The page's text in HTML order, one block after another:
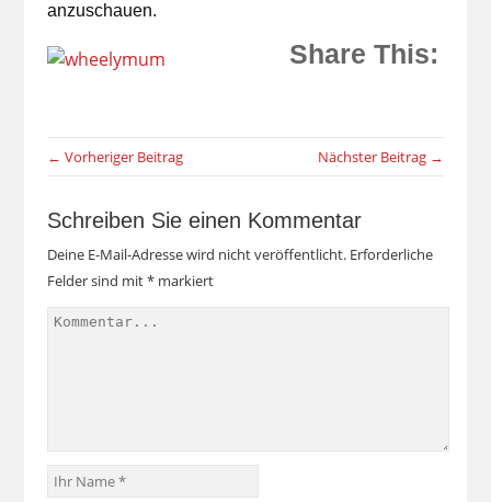
anzuschauen.
Share This:
← Vorheriger Beitrag Nächster Beitrag →
Schreiben Sie einen Kommentar
Deine E-Mail-Adresse wird nicht veröffentlicht. Erforderliche
Felder sind mit*markiert